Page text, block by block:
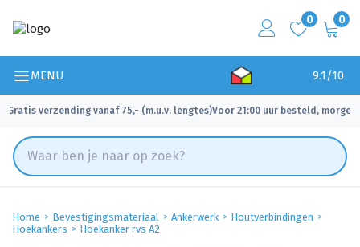
0 0
MENU 9.1/10
Gratis verzending vanaf 75,- (m.u.v. lengtes)
✓ Voor 21:00 uur besteld, morgen
Home Bevestigingsmateriaal Ankerwerk
Houtverbindingen
Hoekankers
Hoekanker rvs A2